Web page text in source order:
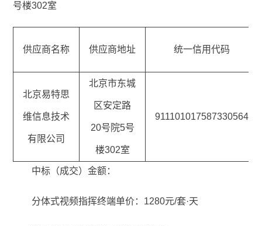
号楼302室
供应商名称 供应商地址 统一信用代码
北京易特思
维信息技术
有限公司
北京市东城
区安定路
20号院5号
楼302室
911101017587330564
中标（成交）金额：
分体式视频指挥终端单价：1280元/套·天